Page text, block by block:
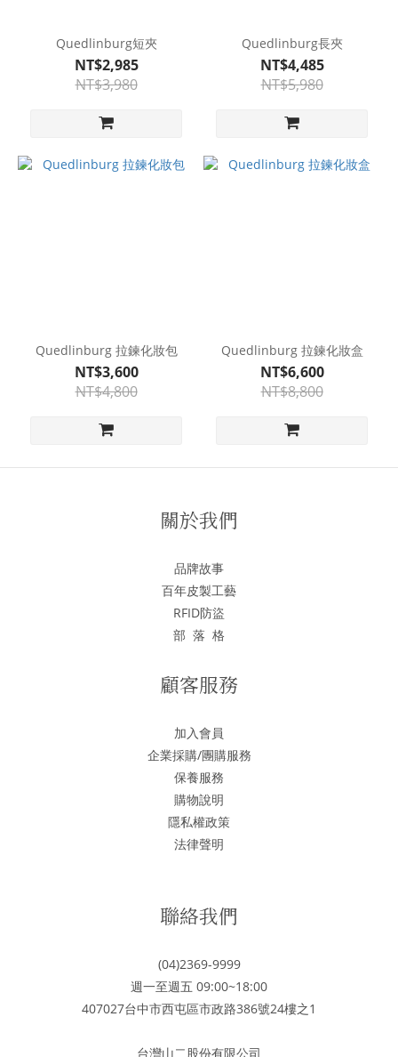
Quedlinburg短夾
NT$2,985
NT$3,980
Quedlinburg長夾
NT$4,485
NT$5,980
Quedlinburg 拉鍊化妝包
NT$3,600
NT$4,800
Quedlinburg 拉鍊化妝盒
NT$6,600
NT$8,800
關於我們
品牌故事
百年皮製工藝
RFID防盜
部 落 格
顧客服務
加入會員
企業採購/團購服務
保養服務
購物說明
隱私權政策
法律聲明
聯絡我們
(04)2369-9999
週一至週五 09:00~18:00
407027台中市西屯區市政路386號24樓之1
台灣山二股份有限公司